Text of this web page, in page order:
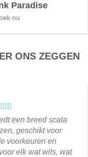
Paradise
nu
ONS ZEGGEN
een breed scala
geschikt voor
voorkeuren en
elk wat wils, wat